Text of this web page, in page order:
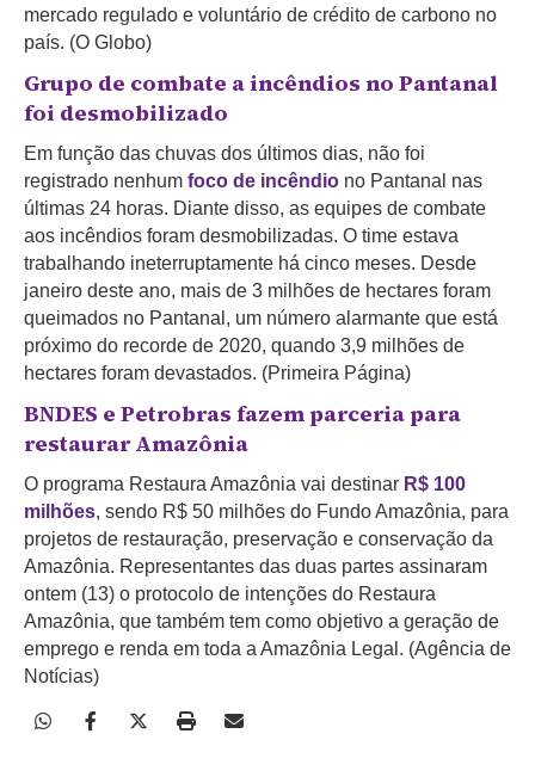
mercado regulado e voluntário de crédito de carbono no
país. (O Globo)
Grupo de combate a incêndios no Pantanal
foi desmobilizado
Em função das chuvas dos últimos dias, não foi
registrado nenhum foco de incêndio no Pantanal nas
últimas 24 horas. Diante disso, as equipes de combate
aos incêndios foram desmobilizadas. O time estava
trabalhando ineterruptamente há cinco meses. Desde
janeiro deste ano, mais de 3 milhões de hectares foram
queimados no Pantanal, um número alarmante que está
próximo do recorde de 2020, quando 3,9 milhões de
hectares foram devastados. (Primeira Página)
BNDES e Petrobras fazem parceria para
restaurar Amazônia
O programa Restaura Amazônia vai destinar R$ 100
milhões, sendo R$ 50 milhões do Fundo Amazônia, para
projetos de restauração, preservação e conservação da
Amazônia. Representantes das duas partes assinaram
ontem (13) o protocolo de intenções do Restaura
Amazônia, que também tem como objetivo a geração de
emprego e renda em toda a Amazônia Legal. (Agência de
Notícias)